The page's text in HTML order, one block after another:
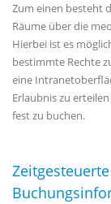
Zum einen besteht
Räume über die
Hierbei ist es
bestimmte Rechte
eine
Erlaubnis zu
fest zu buchen.